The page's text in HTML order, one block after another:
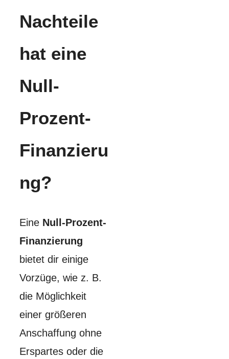
Nachteile
hat eine
Null-
Prozent-
Finanzieru
ng?
Eine Null-Prozent-
Finanzierung
bietet dir einige
Vorzüge, wie z. B.
die Möglichkeit
einer größeren
Anschaffung ohne
Erspartes oder die